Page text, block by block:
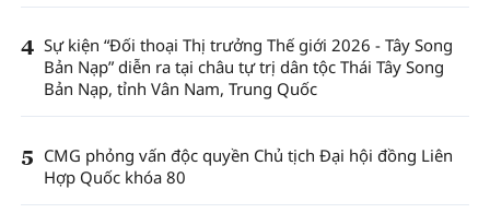
4 Sự kiện “Đối thoại Thị trưởng Thế giới 2026 - Tây Song
Bản Nạp” diễn ra tại châu tự trị dân tộc Thái Tây Song
Bản Nạp, tỉnh Vân Nam, Trung Quốc
5 CMG phỏng vấn độc quyền Chủ tịch Đại hội đồng Liên
Hợp Quốc khóa 80